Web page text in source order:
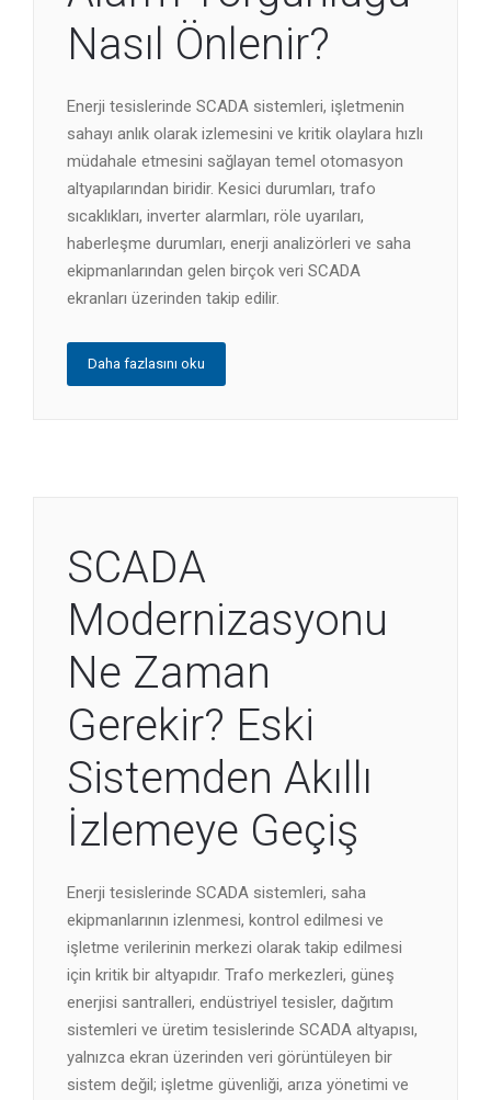
Nasıl Önlenir?
Enerji tesislerinde SCADA sistemleri, işletmenin
sahayı anlık olarak izlemesini ve kritik olaylara hızlı
müdahale etmesini sağlayan temel otomasyon
altyapılarından biridir. Kesici durumları, trafo
sıcaklıkları, inverter alarmları, röle uyarıları,
haberleşme durumları, enerji analizörleri ve saha
ekipmanlarından gelen birçok veri SCADA
ekranları üzerinden takip edilir.
Daha fazlasını oku
SCADA
Modernizasyonu
Ne Zaman
Gerekir? Eski
Sistemden Akıllı
İzlemeye Geçiş
Enerji tesislerinde SCADA sistemleri, saha
ekipmanlarının izlenmesi, kontrol edilmesi ve
işletme verilerinin merkezi olarak takip edilmesi
için kritik bir altyapıdır. Trafo merkezleri, güneş
enerjisi santralleri, endüstriyel tesisler, dağıtım
sistemleri ve üretim tesislerinde SCADA altyapısı,
yalnızca ekran üzerinden veri görüntüleyen bir
sistem değil; işletme güvenliği, arıza yönetimi ve